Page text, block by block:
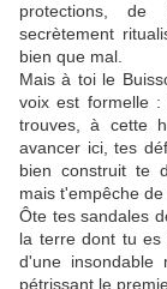
protections, de
secrètement
bien que mal.
Mais à toi le
voix est formelle
trouves, à cette
avancer ici, tes
bien construit te
mais t'empêche
Ôte tes sandales
la terre dont tu es
d'une
pétrissant le